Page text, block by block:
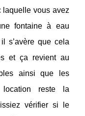
laquelle vous avez
fontaine à eau
s’avère que cela
et ça revient au
ainsi que les
location reste la
vérifier si le